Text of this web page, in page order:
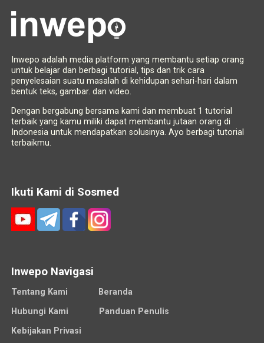
Inwepo adalah media platform yang membantu setiap orang
untuk belajar dan berbagi tutorial, tips dan trik cara
penyelesaian suatu masalah di kehidupan sehari-hari dalam
bentuk teks, gambar. dan video.
Dengan bergabung bersama kami dan membuat 1 tutorial
terbaik yang kamu miliki dapat membantu jutaan orang di
Indonesia untuk mendapatkan solusinya. Ayo berbagi tutorial
terbaikmu.
Ikuti Kami di Sosmed
Inwepo Navigasi
Tentang Kami
Beranda
Hubungi Kami
Panduan Penulis
Kebijakan Privasi